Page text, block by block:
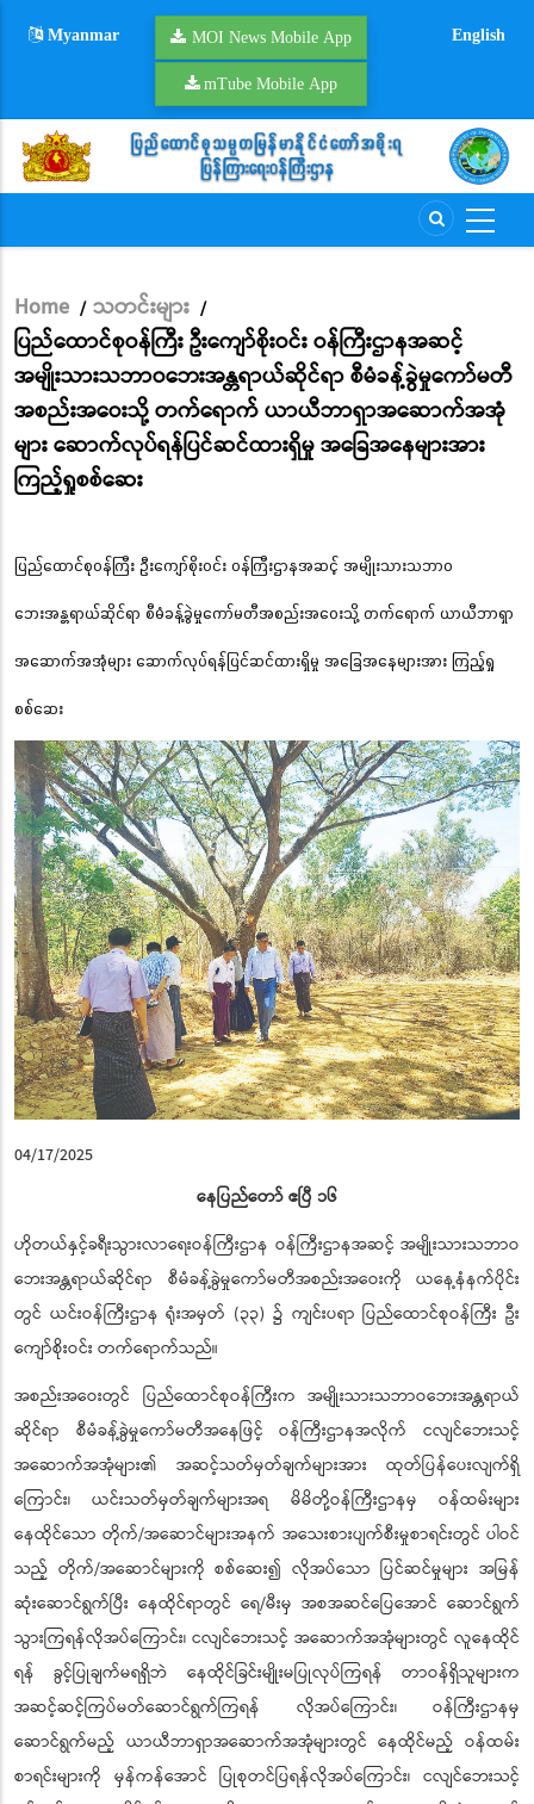
Myanmar MOI News Mobile App
mTube Mobile App
English
Breadcrumb
Home / သတင်းများ /
ပြည်ထောင်စုဝန်ကြီး ဦးကျော်စိုးဝင်း ဝန်ကြီးဌာနအဆင့်
အမျိုးသားသဘာဝဘေးအန္တရာယ်ဆိုင်ရာ စီမံခန့်ခွဲမှုကော်မတီ
အစည်းအဝေးသို့ တက်ရောက် ယာယီဘာရှာအဆောက်အအုံ
များ ဆောက်လုပ်ရန်ပြင်ဆင်ထားရှိမှု အခြေအနေများအား
ကြည့်ရှုစစ်ဆေး
ပြည်ထောင်စုဝန်ကြီး ဦးကျော်စိုးဝင်း ဝန်ကြီးဌာနအဆင့် အမျိုးသားသဘာဝ
ဘေးအန္တရာယ်ဆိုင်ရာ စီမံခန့်ခွဲမှုကော်မတီအစည်းအဝေးသို့ တက်ရောက် ယာယီဘာရှာ
အဆောက်အအုံများ ဆောက်လုပ်ရန်ပြင်ဆင်ထားရှိမှု အခြေအနေများအား ကြည့်ရှု
စစ်ဆေး
04/17/2025
နေပြည်တော် ဧပြီ ၁၆
ဟိုတယ်နှင့်ခရီးသွားလာရေးဝန်ကြီးဌာန ဝန်ကြီးဌာနအဆင့် အမျိုးသားသဘာဝ
ဘေးအန္တရာယ်ဆိုင်ရာ စီမံခန့်ခွဲမှုကော်မတီအစည်းအဝေးကို ယနေ့နံနက်ပိုင်း
တွင် ယင်းဝန်ကြီးဌာန ရုံးအမှတ် (၃၃) ၌ ကျင်းပရာ ပြည်ထောင်စုဝန်ကြီး ဦး
ကျော်စိုးဝင်း တက်ရောက်သည်။
အစည်းအဝေးတွင် ပြည်ထောင်စုဝန်ကြီးက အမျိုးသားသဘာဝဘေးအန္တရာယ်
ဆိုင်ရာ စီမံခန့်ခွဲမှုကော်မတီအနေဖြင့် ဝန်ကြီးဌာနအလိုက် ငလျင်ဘေးသင့်
အဆောက်အအုံများ၏ အဆင့်သတ်မှတ်ချက်များအား ထုတ်ပြန်ပေးလျက်ရှိ
ကြောင်း၊ ယင်းသတ်မှတ်ချက်များအရ မိမိတို့ဝန်ကြီးဌာနမှ ဝန်ထမ်းများ
နေထိုင်သော တိုက်/အဆောင်များအနက် အသေးစားပျက်စီးမှုစာရင်းတွင် ပါဝင်
သည့် တိုက်/အဆောင်များကို စစ်ဆေး၍ လိုအပ်သော ပြင်ဆင်မှုများ အမြန်
ဆုံး‌ဆောင်ရွက်ပြီး နေထိုင်ရာတွင် ရေ/မီးမှ အစအဆင်ပြေအောင် ဆောင်ရွက်
သွားကြရန်လိုအပ်ကြောင်း၊ ငလျင်ဘေးသင့် အဆောက်အအုံများတွင် လူနေထိုင်
ရန် ခွင့်ပြုချက်မရရှိဘဲ နေထိုင်ခြင်းမျိုးမပြုလုပ်ကြရန် တာဝန်ရှိသူများက
အဆင့်ဆင့်ကြပ်မတ်ဆောင်ရွက်ကြရန် လိုအပ်ကြောင်း၊ ဝန်ကြီးဌာနမှ
ဆောင်ရွက်မည့် ယာယီဘာရှာအဆောက်အအုံများတွင် နေထိုင်မည့် ဝန်ထမ်း
စာရင်းများကို မှန်ကန်အောင် ပြုစုတင်ပြရန်လိုအပ်ကြောင်း၊ ငလျင်ဘေးသင့်